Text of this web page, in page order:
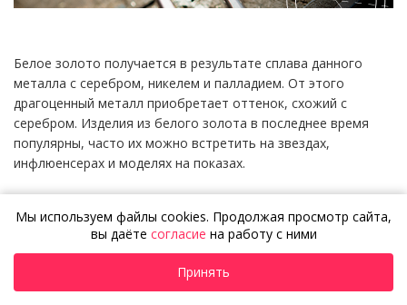
Белое золото получается в результате сплава данного
металла с серебром, никелем и палладием. От этого
драгоценный металл приобретает оттенок, схожий с
серебром. Изделия из белого золота в последнее время
популярны, часто их можно встретить на звездах,
инфлюенсерах и моделях на показах.
сочетаем тренды и классику, а также добавляем изделиям
налет роскоши и статуса. При этом в эскиз украшения вы
всегда можете внести свои изменения.
Мы используем файлы cookies. Продолжая просмотр сайта,
вы даёте согласие на работу с ними
Принять